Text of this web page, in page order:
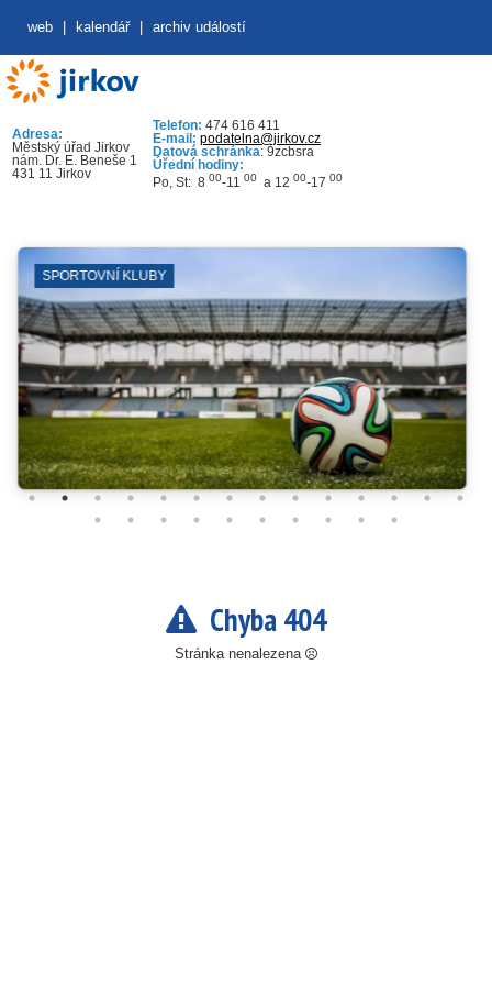
web kalendář archiv událostí
Adresa:
Městský úřad Jirkov
nám. Dr. E. Beneše 1
431 11 Jirkov
Telefon: 474 616 411
E-mail: podatelna@jirkov.cz
Datová schránka: 9zcbsra
Úřední hodiny:
Po, St: 8 00-11 00 a 12 00-17 00
KLUBY
Chyba 404
Stránka nenalezena